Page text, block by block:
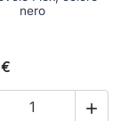
nero
